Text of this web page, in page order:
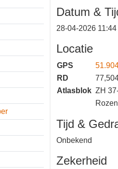
Datum &
28-04-2026 11:44
Locatie
GPS
RD
Atlasblok ZH
Tijd &
Onbekend
Zekerheid